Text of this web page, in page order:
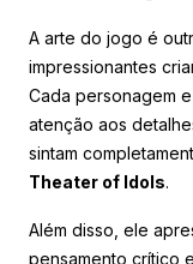
A arte do jogo é
impressionantes
Cada personagem
atenção aos
sintam
Theater of Idols.
Além disso, ele
pensamento crítico